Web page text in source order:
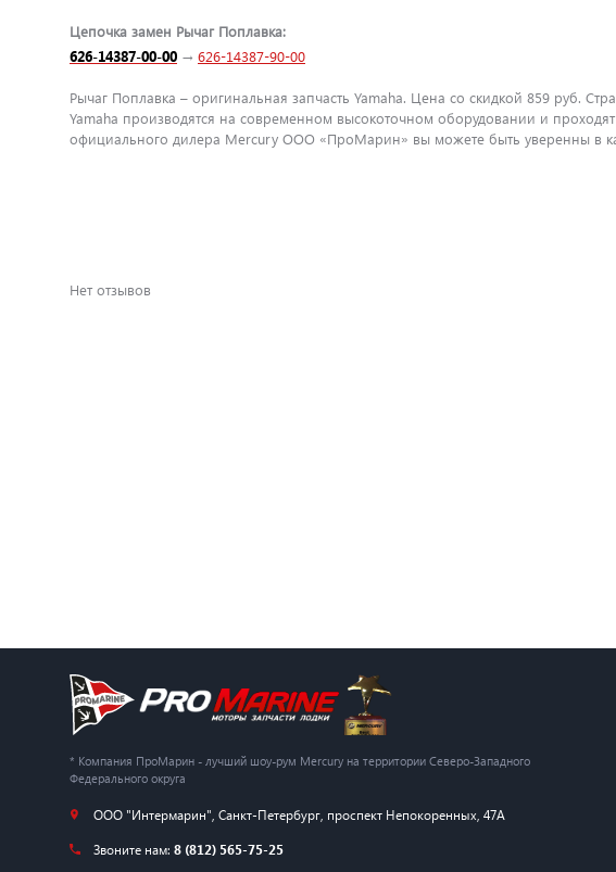
Цепочка замен Рычаг Поплавка:
626-14387-00-00 → 626-14387-90-00
Рычаг Поплавка – оригинальная запчасть Yamaha. Цена со скидкой 859 руб.
Yamaha производятся на современном высокоточном оборудовании и
официального дилера Mercury ООО «ПроМарин» вы можете быть уверенны в
Нет отзывов
* Компания ПроМарин - лучший шоу-рум Mercury на территории Северо-Западного
Федерального округа
ООО "Интермарин" Санкт-Петербург, проспект Непокоренных, 47А
Звоните нам: 8 (812) 565-75-25